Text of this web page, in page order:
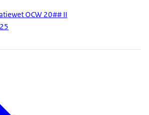
OCW 20## II